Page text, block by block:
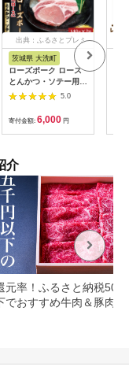
出典：ふるさとプレミ
アム
茨城県 大洗町
ローズポーク ロース
とんかつ・ソテー用
約280g (140g×2枚) (
茨城県共通返礼品・茨
城県産 ) ブランド豚
茨城 国産 豚肉 冷凍
とんかつ ソテー
5.0
寄付金額: 6,000 円
介
元率！ふるさと納税
でおすすめ牛肉＆豚肉ラ